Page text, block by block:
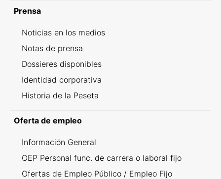
Prensa
Noticias en los medios
Notas de prensa
Dossieres disponibles
Identidad corporativa
Historia de la Peseta
Oferta de empleo
Información General
OEP Personal func. de carrera o laboral fijo
Ofertas de Empleo Público / Empleo Fijo